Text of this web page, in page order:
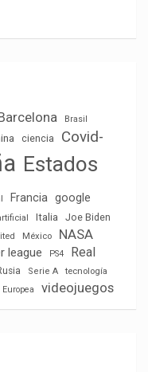
Brasil
ciencia
Covid-
Estados
Francia google
Italia Joe Biden
México NASA
league PS4
Real
Serie A
tecnología
videojuegos